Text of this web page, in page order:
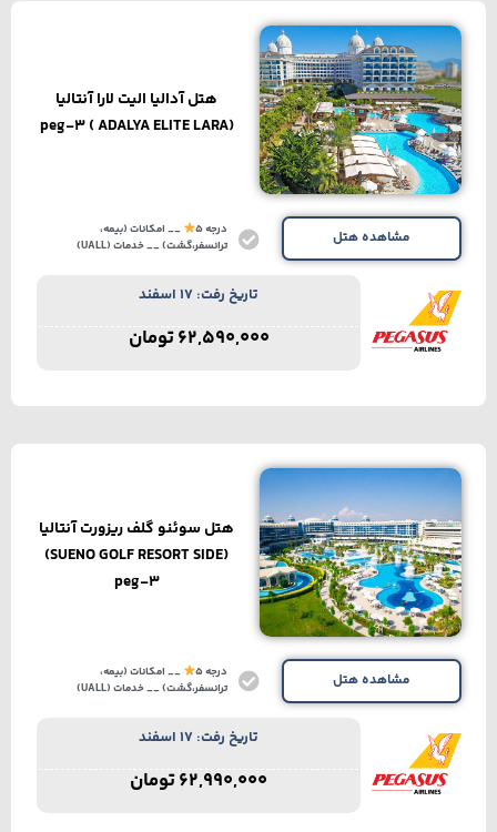
هتل آدالیا الیت لارا آنتالیا
(ADALYA ELITE LARA ) peg-3
مشاهده هتل درجه 5
__ امکانات (بیمه،
ترانسفر،گشت) __ خدمات (UALL)
تاریخ رفت: 17 اسفند
62,590,000تومان
هتل سوئنو گلف ریزورت آنتالیا
(SUENO GOLF RESORT SIDE)
peg-3
مشاهده هتل درجه 5
__ امکانات (بیمه،
ترانسفر،گشت) __ خدمات (UALL)
تاریخ رفت: 17 اسفند
62,990,000تومان